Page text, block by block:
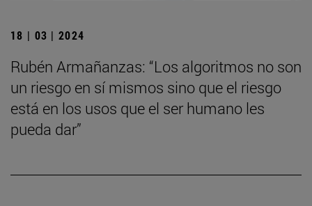
18 | 03 | 2024
Rubén Armañanzas: “Los algoritmos no son
un riesgo en sí mismos sino que el riesgo
está en los usos que el ser humano les
pueda dar”